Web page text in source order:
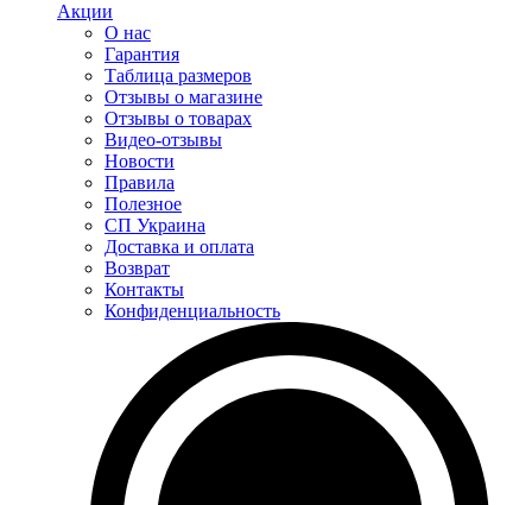
Акции
О нас
Гарантия
Таблица размеров
Отзывы о магазине
Отзывы о товарах
Видео-отзывы
Новости
Правила
Полезное
СП Украина
Доставка и оплата
Возврат
Контакты
Конфиденциальность